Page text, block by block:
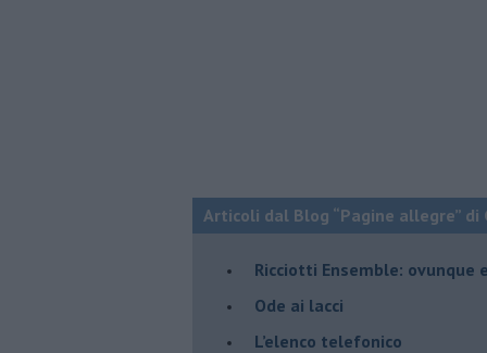
Articoli dal Blog “Pagine allegre” di
​Ricciotti Ensemble: ovunque
Ode ai lacci
​L’elenco telefonico